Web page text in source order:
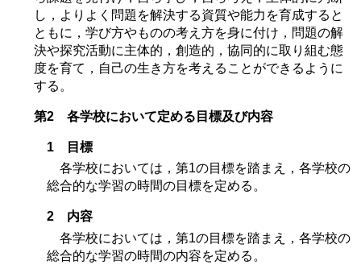
し，よりよく問題を解決する資質や能力を育成すると
ともに，学び方やものの考え方を身に付け，問題の解
決や探究活動に主体的，創造的，協同的に取り組む態
度を育て，自己の生き方を考えることができるように
する。
第2 各学校において定める目標及び内容
1 目標
各学校においては，第1の目標を踏まえ，各学校の
総合的な学習の時間の目標を定める。
2 内容
各学校においては，第1の目標を踏まえ，各学校の
総合的な学習の時間の内容を定める。